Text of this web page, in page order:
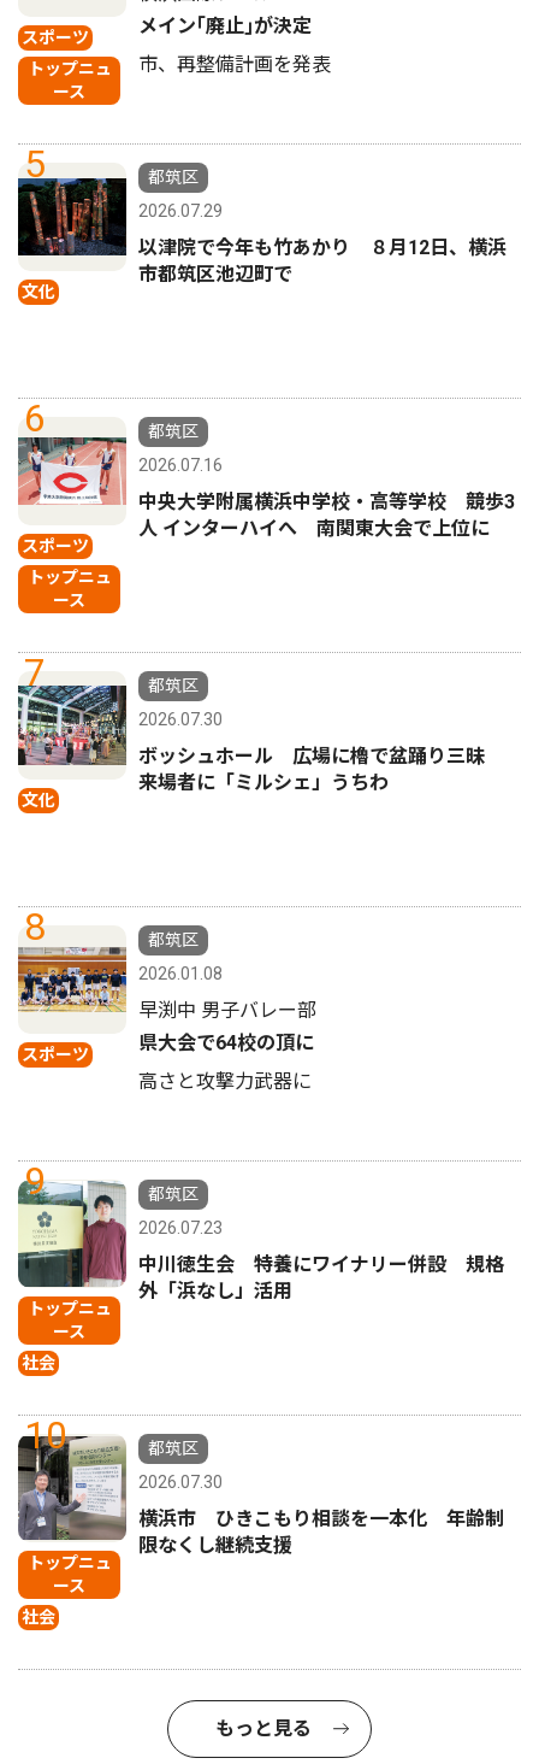
スポーツ
トップニュ
ース
メイン｢廃止｣が決定
市、再整備計画を発表
5
文化
都筑区
2026.07.29
以津院で今年も竹あかり ８月12日、横浜
市都筑区池辺町で
6
スポーツ
トップニュ
ース
都筑区
2026.07.16
中央大学附属横浜中学校・高等学校 競歩3
人 インターハイへ 南関東大会で上位に
7
文化
都筑区
2026.07.30
ボッシュホール 広場に櫓で盆踊り三昧
来場者に「ミルシェ」うちわ
8
スポーツ
都筑区
2026.01.08
早渕中 男子バレー部
県大会で64校の頂に
高さと攻撃力武器に
9
トップニュ
ース
社会
都筑区
2026.07.23
中川徳生会 特養にワイナリー併設 規格
外「浜なし」活用
10
トップニュ
ース
社会
都筑区
2026.07.30
横浜市 ひきこもり相談を一本化 年齢制
限なくし継続支援
もっと見る